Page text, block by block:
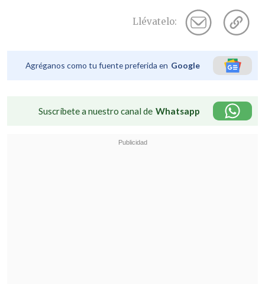
Llévatelo:
Agréganos como tu fuente preferida en Google
Suscríbete a nuestro canal de Whatsapp